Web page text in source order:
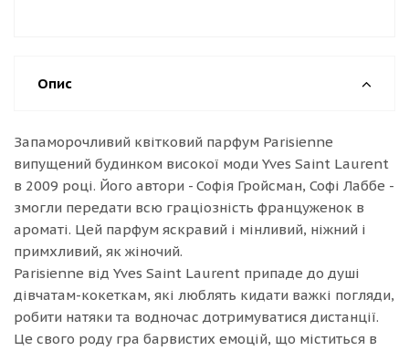
Опис
Запаморочливий квітковий парфум Parisienne
випущений будинком високої моди Yves Saint Laurent
в 2009 році. Його автори - Софія Гройсман, Софі Лаббе -
змогли передати всю граціозність француженок в
ароматі. Цей парфум яскравий і мінливий, ніжний і
примхливий, як жіночий.
Parisienne від Yves Saint Laurent припаде до душі
дівчатам-кокеткам, які люблять кидати важкі погляди,
робити натяки та водночас дотримуватися дистанції.
Це свого роду гра барвистих емоцій, що міститься в